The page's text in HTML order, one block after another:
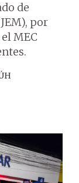
de
por
MEC